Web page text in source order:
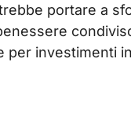
portare a
per investimenti in